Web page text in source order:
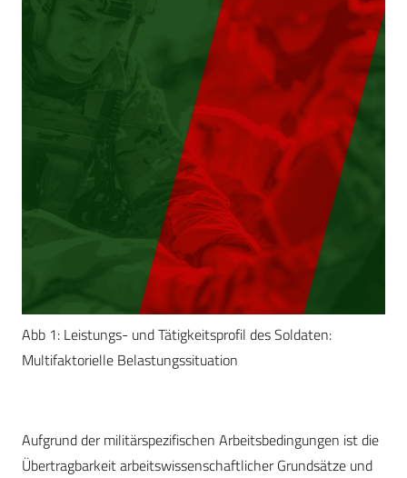
Abb 1: Leistungs- und Tätigkeitsprofil des Soldaten:
Multifaktorielle Belastungssituation
Aufgrund der militärspezifischen Arbeitsbedingungen ist die
Übertragbarkeit arbeitswissenschaftlicher Grundsätze und